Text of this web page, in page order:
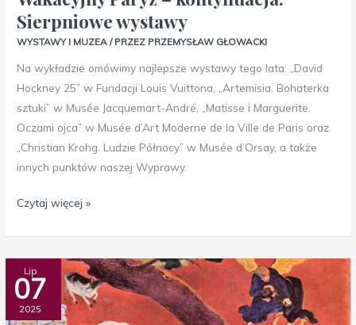
Sierpniowe wystawy
WYSTAWY I MUZEA / PRZEZ PRZEMYSŁAW GŁOWACKI
Na wykładzie omówimy najlepsze wystawy tego lata: „David
Hockney 25” w Fundacji Louis Vuittona, „Artemisia. Bohaterka
sztuki” w Musée Jacquemart-André, „Matisse i Marguerite.
Oczami ojca” w Musée d’Art Moderne de la Ville de Paris oraz
„Christian Krohg. Ludzie Północy” w Musée d’Orsay, a także
innych punktów naszej Wyprawy.
Czytaj więcej »
Lip
07
2025
Bretania.
Szlakiem
Gauguina